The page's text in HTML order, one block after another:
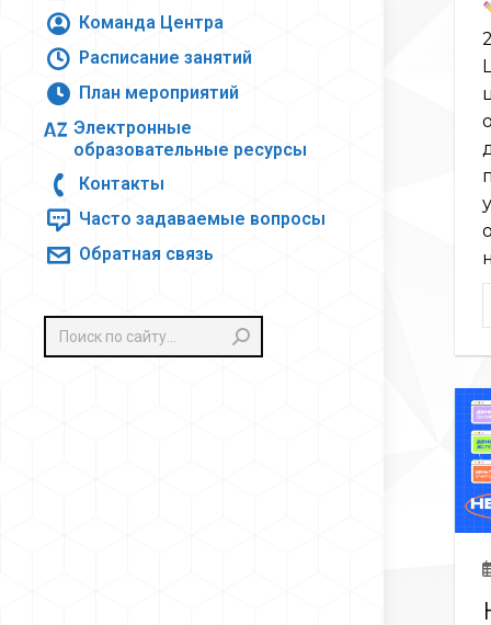
Команда Центра
Расписание занятий
План мероприятий
Электронные
образовательные ресурсы
Контакты
Часто задаваемые вопросы
Обратная связь
Поиск: